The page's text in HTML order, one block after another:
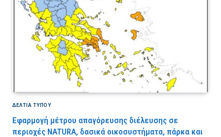
ΔΕΛΤΙΑ ΤΥΠΟΥ
Εφαρμογή μέτρου απαγόρευσης διέλευσης σε
περιοχές NATURA, δασικά οικοσυστήματα, πάρκα και